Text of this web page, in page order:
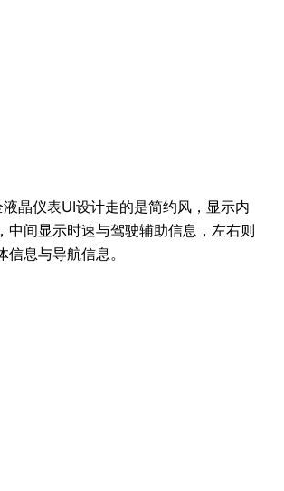
晶仪表UI设计走的是简约风，显示内
中间显示时速与驾驶辅助信息，左右则
息与导航信息。